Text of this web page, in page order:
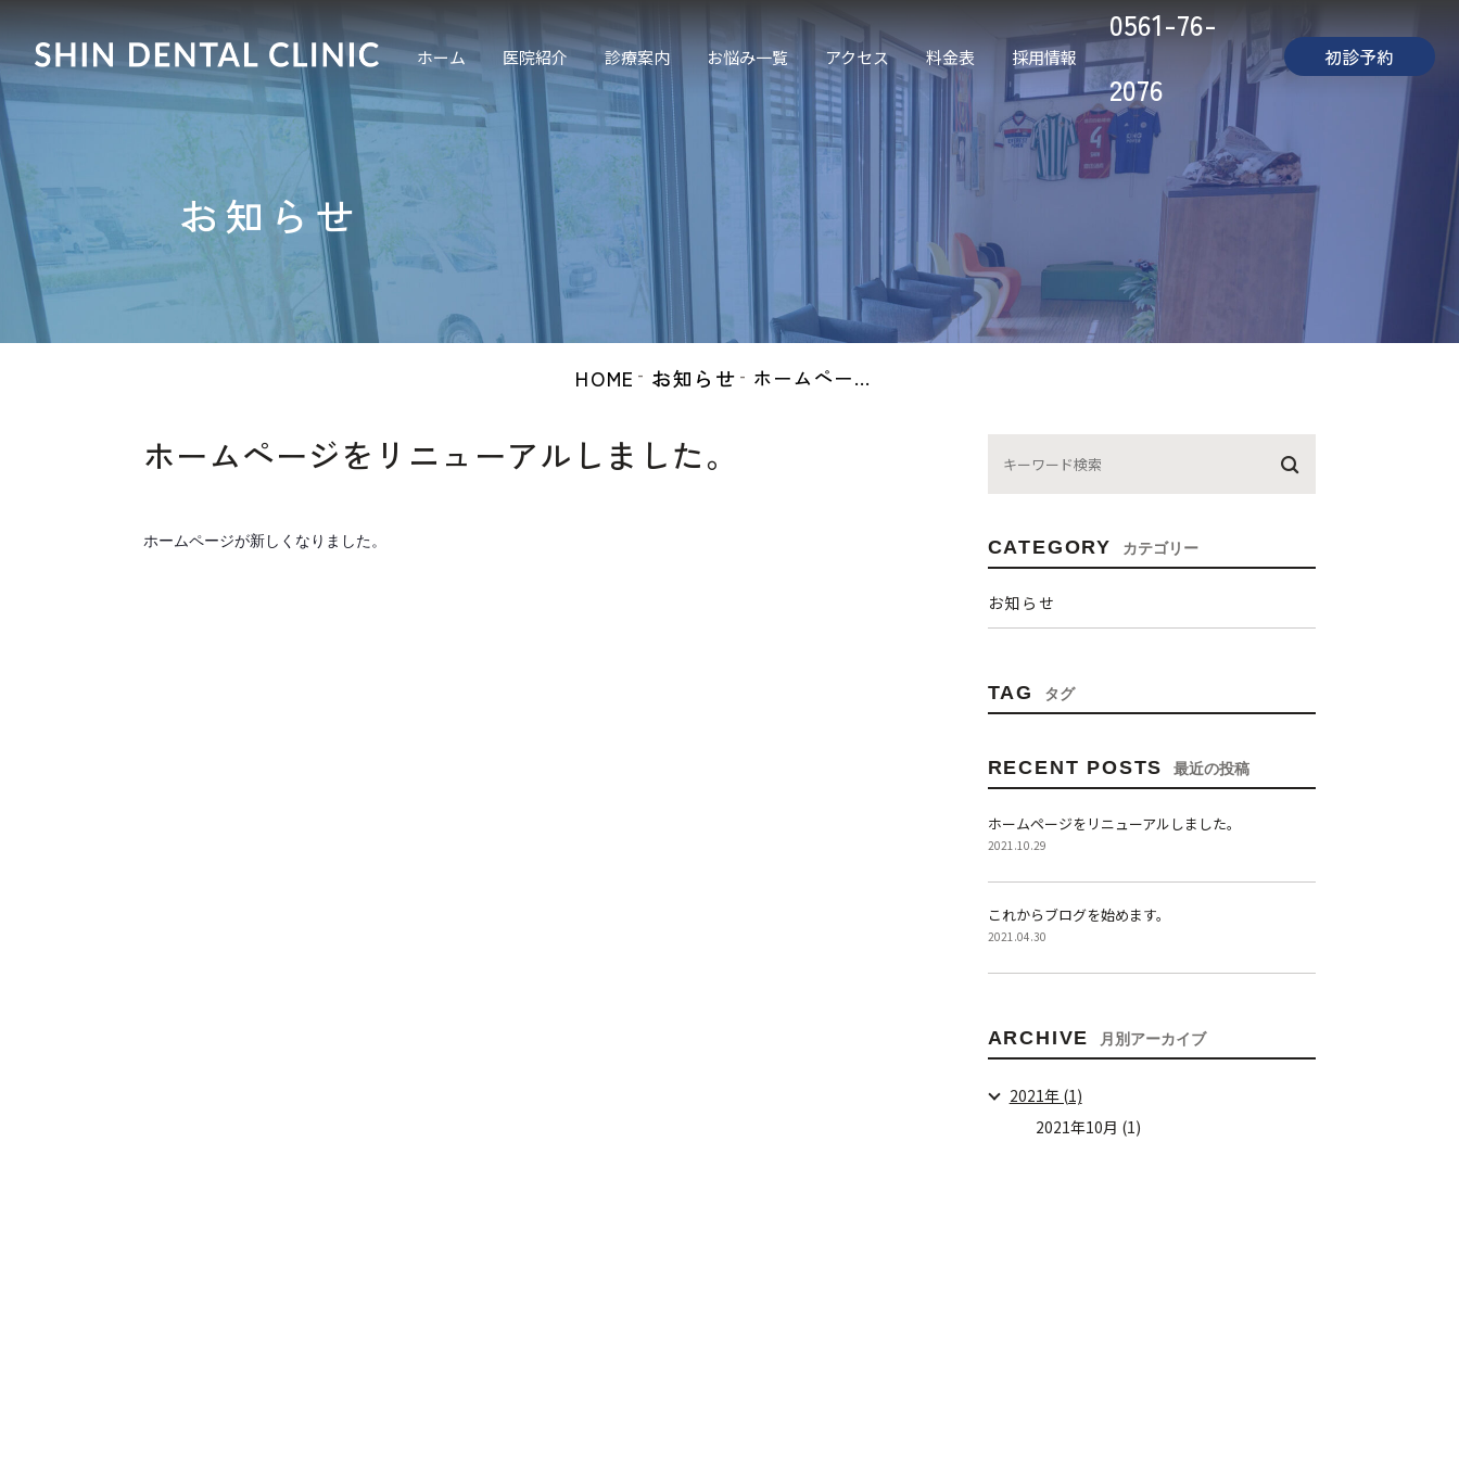
ホーム 医院紹介 診療案内
一般歯科
口腔外科
噛み合わせ治療
小児歯科・小児矯正
矯正治療
マウスピース型矯正（ア
ライナー矯正）
お悩み一覧 アクセス 料金表 採用情報
0561-76-
2076
初診予約
お知らせ
HOME お知らせ ホームページをリニューアルしました。
ホームページをリニューアルしました。
ホームページが新しくなりました。 CATEGORY カテゴリー
お知らせ
TAG タグ
RECENT POSTS 最近の投稿
ホームページをリニューアルしました。
2021.10.29
これからブログを始めます。
2021.04.30
ARCHIVE 月別アーカイブ
2021年 (1)
2021年10月 (1)